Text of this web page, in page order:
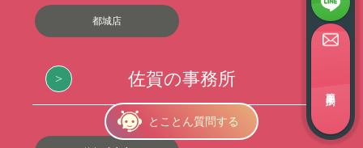
とことん質問する
都城店
佐賀の事務所